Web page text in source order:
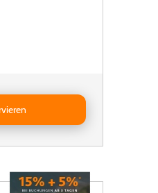
5+2 (2 foldable rear seats)